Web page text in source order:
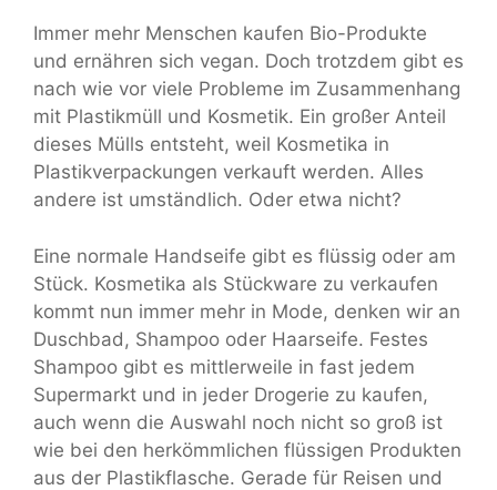
Immer mehr Menschen kaufen Bio-Produkte
und ernähren sich vegan. Doch trotzdem gibt es
nach wie vor viele Probleme im Zusammenhang
mit Plastikmüll und Kosmetik. Ein großer Anteil
dieses Mülls entsteht, weil Kosmetika in
Plastikverpackungen verkauft werden. Alles
andere ist umständlich. Oder etwa nicht?
Eine normale Handseife gibt es flüssig oder am
Stück. Kosmetika als Stückware zu verkaufen
kommt nun immer mehr in Mode, denken wir an
Duschbad, Shampoo oder Haarseife. Festes
Shampoo gibt es mittlerweile in fast jedem
Supermarkt und in jeder Drogerie zu kaufen,
auch wenn die Auswahl noch nicht so groß ist
wie bei den herkömmlichen flüssigen Produkten
aus der Plastikflasche. Gerade für Reisen und